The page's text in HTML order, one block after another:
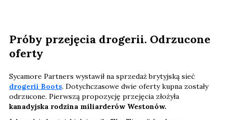
Próby przejęcia drogerii. Odrzucone
oferty
Sycamore Partners wystawił na sprzedaż brytyjską sieć
drogerii Boots. Dotychczasowe dwie oferty kupna zostały
odrzucone. Pierwszą propozycję przejęcia złożyła
kanadyjska rodzina miliarderów Westonów.